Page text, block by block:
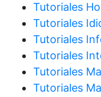
Tutoriales
Tutoriales
Tutoriales
Tutoriales
Tutoriales
Tutoriales